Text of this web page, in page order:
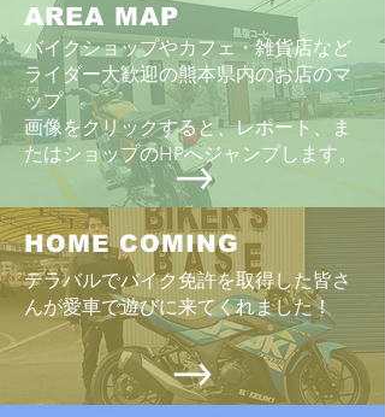
AREA MAP
バイクショップやカフェ・雑貨店など
ライダー大歓迎の熊本県内のお店のマ
ップ
画像をクリックすると、レポート、ま
たはショップのHPへジャンプします。
HOME COMING
テラバルでバイク免許を取得した皆さ
んが愛車で遊びに来てくれました！